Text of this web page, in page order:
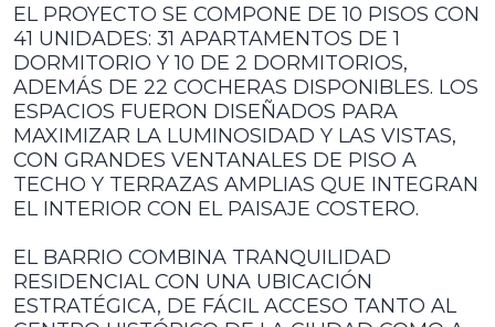
EL PROYECTO SE COMPONE DE 10 PISOS CON
41 UNIDADES: 31 APARTAMENTOS DE 1
DORMITORIO Y 10 DE 2 DORMITORIOS,
ADEMÁS DE 22 COCHERAS DISPONIBLES. LOS
ESPACIOS FUERON DISEÑADOS PARA
MAXIMIZAR LA LUMINOSIDAD Y LAS VISTAS,
CON GRANDES VENTANALES DE PISO A
TECHO Y TERRAZAS AMPLIAS QUE INTEGRAN
EL INTERIOR CON EL PAISAJE COSTERO.
EL BARRIO COMBINA TRANQUILIDAD
RESIDENCIAL CON UNA UBICACIÓN
ESTRATÉGICA, DE FÁCIL ACCESO TANTO AL